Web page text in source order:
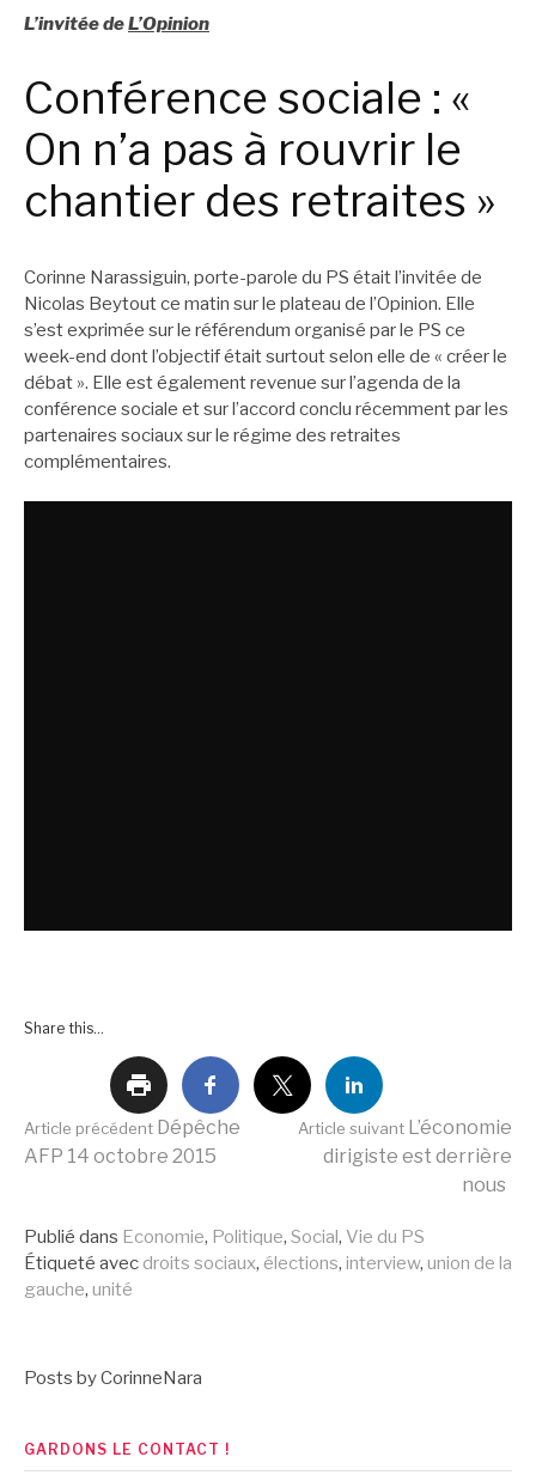
L’invitée deL’Opinion
Conférence sociale : «
On n’a pas à rouvrir le
chantier des retraites »
Corinne Narassiguin, porte-parole du PS était l’invitée de
Nicolas Beytout ce matin sur le plateau de l’Opinion. Elle
s’est exprimée sur le référendum organisé par le PS ce
week-end dont l’objectif était surtout selon elle de « créer le
débat ». Elle est également revenue sur l’agenda de la
conférence sociale et sur l’accord conclu récemment par les
partenaires sociaux sur le régime des retraites
complémentaires.
Share this...
Lire
la
suite
Article précédent Dépêche
AFP 14 octobre 2015
Article suivant L’économie
dirigiste est derrière
nous
Publié dans Economie, Politique, Social, Vie du PS
Étiqueté avec droits sociaux, élections, interview, union de la
gauche, unité
Posts by CorinneNara
GARDONS LE CONTACT !